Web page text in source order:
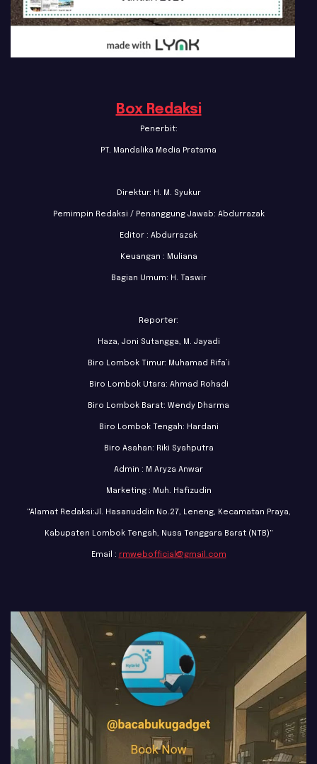
Box Redaksi
Penerbit:
PT. Mandalika Media Pratama
Direktur: H. M. Syukur
Pemimpin Redaksi / Penanggung Jawab: Abdurrazak
Editor : Abdurrazak
Keuangan : Muliana
Bagian Umum: H. Taswir
Reporter:
Haza, Joni Sutangga, M. Jayadi
Biro Lombok Timur: Muhamad Rifa’i
Biro Lombok Utara: Ahmad Rohadi
Biro Lombok Barat: Wendy Dharma
Biro Lombok Tengah: Hardani
Biro Asahan: Riki Syahputra
Admin : M Aryza Anwar
Marketing : Muh. Hafizudin
"Alamat Redaksi:Jl. Hasanuddin No.27, Leneng, Kecamatan Praya,
Kabupaten Lombok Tengah, Nusa Tenggara Barat (NTB)"
Email : rmwebofficial@gmail.com